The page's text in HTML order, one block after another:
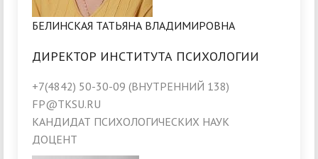
БЕЛИНСКАЯ ТАТЬЯНА ВЛАДИМИРОВНА
ДИРЕКТОР ИНСТИТУТА ПСИХОЛОГИИ
+7(4842) 50-30-09 (ВНУТРЕННИЙ 138)
FP@TKSU.RU
КАНДИДАТ ПСИХОЛОГИЧЕСКИХ НАУК
ДОЦЕНТ